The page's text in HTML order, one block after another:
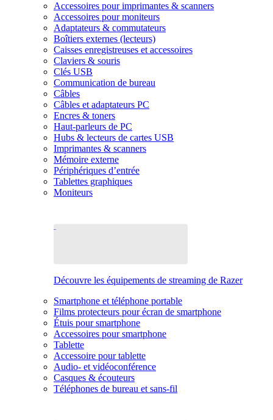
Accessoires pour imprimantes & scanners
Accessoires pour moniteurs
Adaptateurs & commutateurs
Boîtiers externes (lecteurs)
Caisses enregistreuses et accessoires
Claviers & souris
Clés USB
Communication de bureau
Câbles
Câbles et adaptateurs PC
Encres & toners
Haut-parleurs de PC
Hubs & lecteurs de cartes USB
Imprimantes & scanners
Mémoire externe
Périphériques d’entrée
Tablettes graphiques
Moniteurs
Découvre les équipements de streaming de Razer
Smartphone et téléphone portable
Films protecteurs pour écran de smartphone
Étuis pour smartphone
Accessoires pour smartphone
Tablette
Accessoire pour tablette
Audio- et vidéoconférence
Casques & écouteurs
Téléphones de bureau et sans-fil